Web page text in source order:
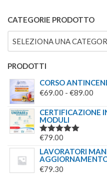
CATEGORIE PRODOTTO
SELEZIONA UNA
PRODOTTI
CORSO
€69.00 - €89.00
A
CERTIFICAZIONE
MODULI
VALUTATO
€79.00
LAVORATORI
€79.30